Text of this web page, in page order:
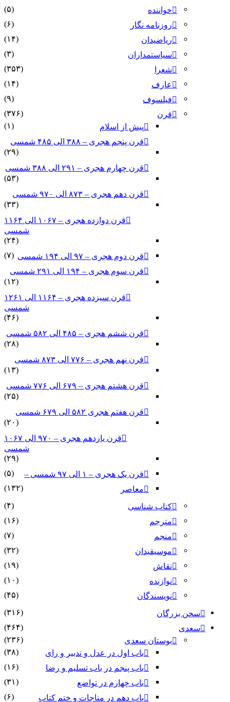
خواننده
(۵)
روزنامه نگار
(۶)
ریاضیدان
(۱۴)
سیاستمداران
(۳)
شعرا
(۳۵۳)
عارف
(۱۴)
فیلسوف
(۹)
قرن
(۳۷۶)
پیش از اسلام
(۱)
قرن پنجم هجری – ۳۸۸ الی ۴۸۵ شمسی
(۲۹)
قرن چهارم هجری – ۲۹۱ الی ۳۸۸ شمسی
(۵۳)
قرن دهم هجری – ۸۷۳ الی ۹۷۰ شمسی
(۳۳)
قرن دوازده هجری – ۱۰۶۷ الی ۱۱۶۴
شمسی
(۲۴)
قرن دوم هجری – ۹۷ الی ۱۹۴ شمسی
(۷)
قرن سوم هجری – ۱۹۴ الی ۲۹۱ شمسی
(۱۲)
قرن سیزده هجری – ۱۱۶۴ الی ۱۲۶۱
شمسی
(۴۶)
قرن ششم هجری – ۴۸۵ الی ۵۸۲ شمسی
(۲۸)
قرن نهم هجری – ۷۷۶ الی ۸۷۳ شمسی
(۱۳)
قرن هشتم هجری – ۶۷۹ الی ۷۷۶ شمسی
(۲۵)
قرن هفتم هجری ۵۸۲ الی ۶۷۹ شمسی
(۲۰)
قرن یازدهم هجری – ۹۷۰ الی ۱۰۶۷
شمسی
(۲۹)
قرن یک هجری – ۱ الی ۹۷ شمسی –
(۵)
معاصر
(۱۳۲)
کتاب شناسی
(۴)
مترجم
(۱۶)
منجم
(۷)
موسیقیدان
(۳۲)
نقاش
(۱۹)
نوازنده
(۱۰)
نویسندگان
(۴۵)
سخن بزرگان
(۳۱۶)
سعدی
(۴۶۴)
بوستان سعدی
(۲۳۶)
باب اول در عدل و تدبیر و رای
(۳۸)
باب پنجم در باب تسلیم و رضا
(۱۶)
باب چهارم در تواضع
(۳۱)
باب دهم در مناجات و ختم کتاب
(۶)